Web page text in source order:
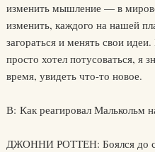
изменить мышление — в
изменить, каждого на нашей
загораться и менять свои
просто хотел потусоваться, я
время, увидеть что-то новое.
В: Как реагировал Малькольм
ДЖОННИ РОТТЕН: Боялся до